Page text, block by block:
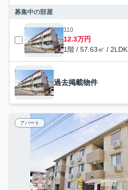
募集中の部屋
110
12.3万円
1階 / 57.63㎡ / 2LDK
過去掲載物件
アパート